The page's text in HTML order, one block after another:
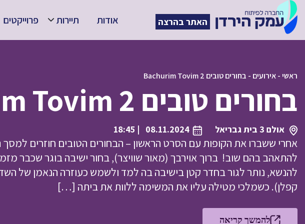
האתר בהרצה אודות תיירות פרוייקטים
ראשי-אירועים - בחורים טובים Bachurim Tovim 2
בחורים טובים Bachurim Tovim 2
אולם 3 בית גבריאל 08.11.2024
| 18:45
אחרי ששברו את הקופות עם הסרט הראשון – הבחורים הטובים חוזרים למסך
להתאהב בהם שוב! ברוך אוירבך (מאור שוויצר), בחור ישיבה בוגר שכבר
להנשא, נותר לגור בחדר קטן בישיבה בה למד ולשמש כעוזרה הנאמן של
קפלן). כשמלכי מטילה עליו את המשימה ללוות את ביתה […]
להמשך קריאה